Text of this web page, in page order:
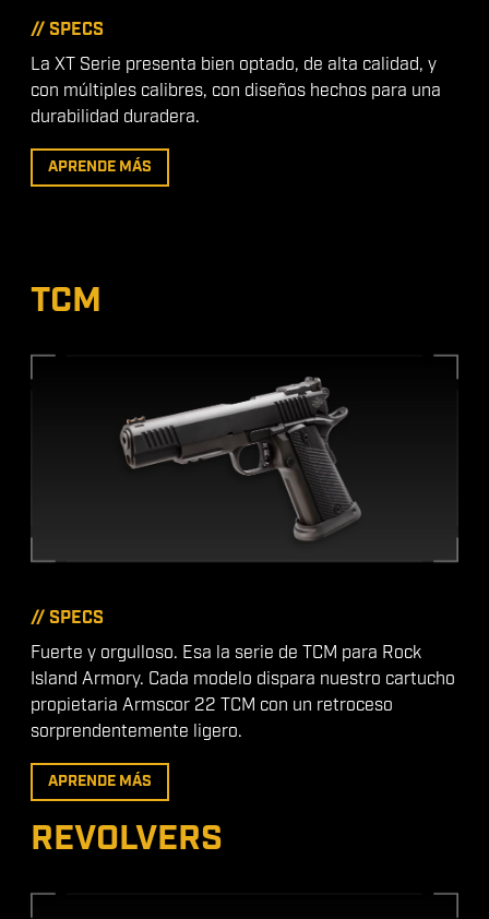
// SPECS
La XT Serie presenta bien optado, de alta calidad, y
con múltiples calibres, con diseños hechos para una
durabilidad duradera.
APRENDE MÁS
TCM
// SPECS
Fuerte y orgulloso. Esa la serie de TCM para Rock
Island Armory. Cada modelo dispara nuestro cartucho
propietaria Armscor 22 TCM con un retroceso
sorprendentemente ligero.
APRENDE MÁS
REVOLVERS